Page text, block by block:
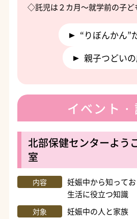
◇託児は２カ月～就学前の子ど
“りぼんかん”
親子つどい
イベント
北部保健センターよう
室
内容
妊娠中から知って
生活に役立つ知識
対象 妊娠中の人と家族